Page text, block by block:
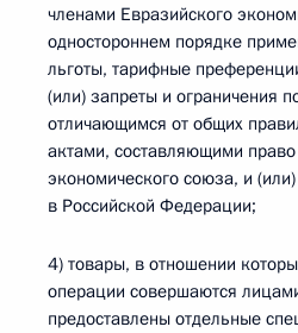
членами Евразийского
одностороннем порядке
льготы, тарифные
(или) запреты и ограничения
отличающимся от общих
актами, составляющими
экономического союза, и
в Российской Федерации;
4) товары, в отношении
операции совершаются
предоставлены отдельные